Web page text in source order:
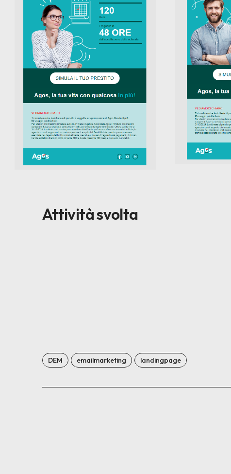
Attività svolta
DEM emailmarketing landingpage